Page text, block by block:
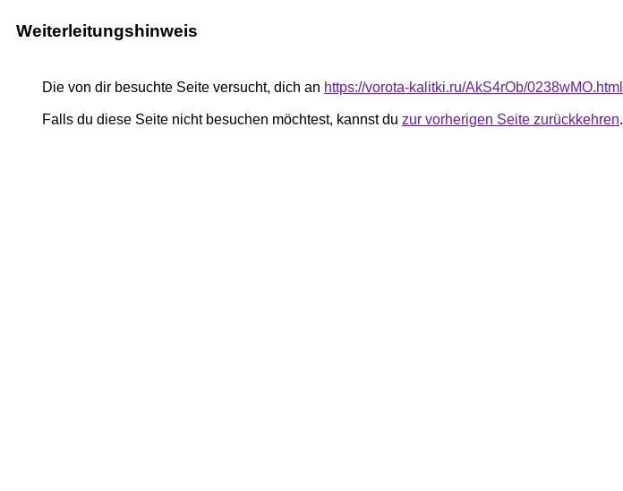
Weiterleitungshinweis
Die von dir besuchte Seite versucht, dich an https://vorota-kalitki.ru/AkS4rOb/0238wMO.html
Falls du diese Seite nicht besuchen möchtest, kannst du zur vorherigen Seite zurückkehren.